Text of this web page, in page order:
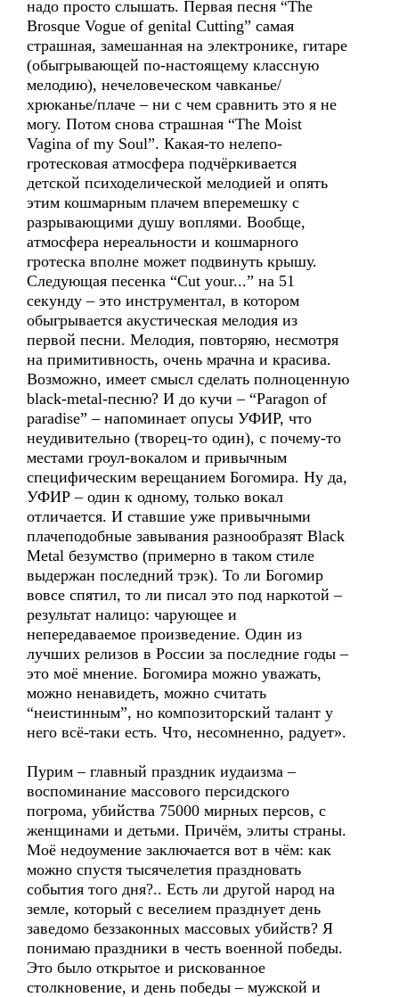
надо просто слышать. Первая песня “The
Brosque Vogue of genital Cutting” самая
страшная, замешанная на электронике, гитаре
(обыгрывающей по-настоящему классную
мелодию), нечеловеческом чавканье/
хрюканье/плаче – ни с чем сравнить это я не
могу. Потом снова страшная “The Moist
Vagina of my Soul”. Какая-то нелепо-
гротесковая атмосфера подчёркивается
детской психоделической мелодией и опять
этим кошмарным плачем вперемешку с
разрывающими душу воплями. Вообще,
атмосфера нереальности и кошмарного
гротеска вполне может подвинуть крышу.
Следующая песенка “Cut your...” на 51
секунду – это инструментал, в котором
обыгрывается акустическая мелодия из
первой песни. Мелодия, повторяю, несмотря
на примитивность, очень мрачна и красива.
Возможно, имеет смысл сделать полноценную
black-metal-песню? И до кучи – “Paragon of
paradise” – напоминает опусы УФИР, что
неудивительно (творец-то один), с почему-то
местами гроул-вокалом и привычным
специфическим верещанием Богомира. Ну да,
УФИР – один к одному, только вокал
отличается. И ставшие уже привычными
плачеподобные завывания разнообразят Black
Metal безумство (примерно в таком стиле
выдержан последний трэк). То ли Богомир
вовсе спятил, то ли писал это под наркотой –
результат налицо: чарующее и
непередаваемое произведение. Один из
лучших релизов в России за последние годы –
это моё мнение. Богомира можно уважать,
можно ненавидеть, можно считать
“неистинным”, но композиторский талант у
него всё-таки есть. Что, несомненно, радует».
Пурим – главный праздник иудаизма –
воспоминание массового персидского
погрома, убийства 75000 мирных персов, с
женщинами и детьми. Причём, элиты страны.
Моё недоумение заключается вот в чём: как
можно спустя тысячелетия праздновать
события того дня?.. Есть ли другой народ на
земле, который с веселием празднует день
заведомо беззаконных массовых убийств? Я
понимаю праздники в честь военной победы.
Это было открытое и рискованное
столкновение, и день победы – мужской и